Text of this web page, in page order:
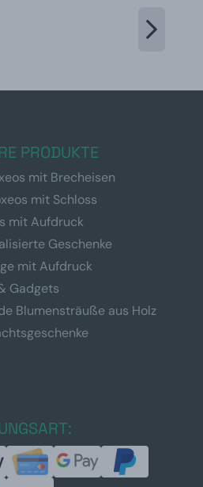
PRODUKTE
mit Brecheisen
mit Schloss
mit Aufdruck
Geschenke
mit Aufdruck
Gadgets
Blumensträuße aus Holz